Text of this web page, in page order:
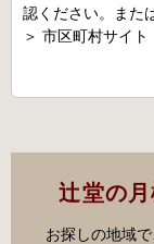
認ください。また
＞ 市区町村サイト
辻堂の
お探しの地域